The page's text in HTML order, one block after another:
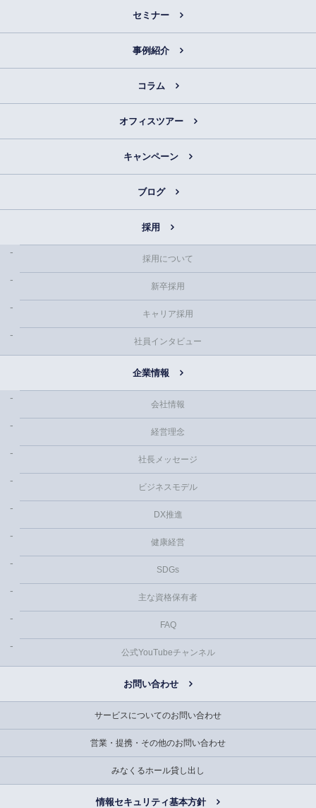
セミナー
事例紹介
コラム
オフィスツアー
キャンペーン
ブログ
採用
採用について
新卒採用
キャリア採用
社員インタビュー
企業情報
会社情報
経営理念
社長メッセージ
ビジネスモデル
DX推進
健康経営
SDGs
主な資格保有者
FAQ
公式YouTubeチャンネル
お問い合わせ
サービスについてのお問い合わせ
営業・提携・その他のお問い合わせ
みなくるホール貸し出し
情報セキュリティ基本方針